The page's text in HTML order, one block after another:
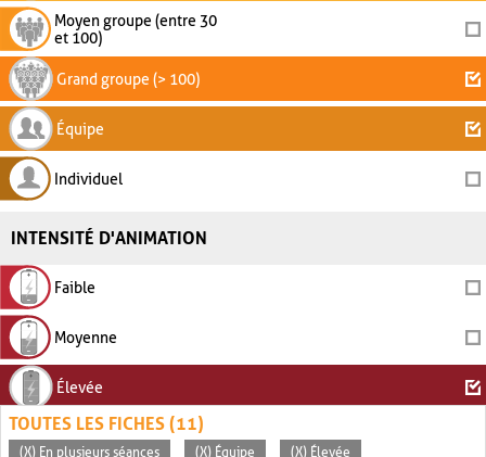
Moyen groupe (entre 30
et 100)
Grand groupe (> 100)
Équipe
Individuel
INTENSITÉ D'ANIMATION
Faible
Moyenne
Élevée
TOUTES LES FICHES (11)
(X) En plusieurs séances (X) Équipe (X) Élevée